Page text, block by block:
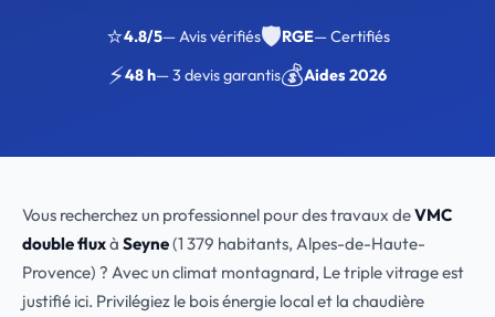
⭐4.8/5— Avis vérifiés🛡️RGE— Certifiés
⚡48 h— 3 devis garantis💰Aides 2026
Vous recherchez un professionnel pour des travaux deVMC
double fluxà Seyne(1 379 habitants, Alpes-de-Haute-
Provence) ? Avec un climat montagnard, Le triple vitrage est
justifié ici. Privilégiez le bois énergie local et la chaudière